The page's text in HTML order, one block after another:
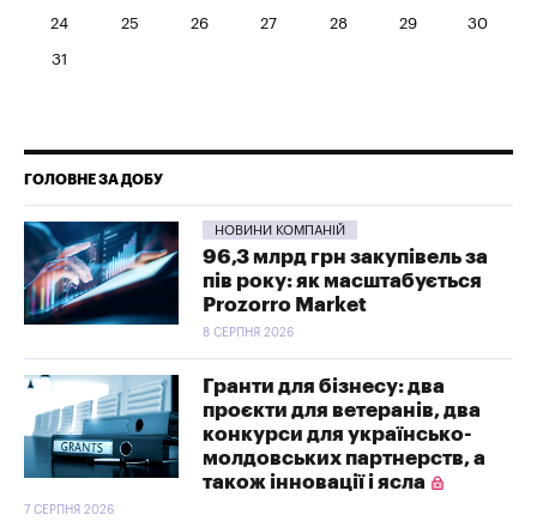
24 25 26 27 28 29 30
31
ГОЛОВНЕ ЗА ДОБУ
НОВИНИ КОМПАНІЙ
96,3 млрд грн закупівель за
пів року: як масштабується
Prozorro Market
8 СЕРПНЯ 2026
Гранти для бізнесу: два
проєкти для ветеранів, два
конкурси для українсько-
молдовських партнерств, а
також інновації і ясла
7 СЕРПНЯ 2026